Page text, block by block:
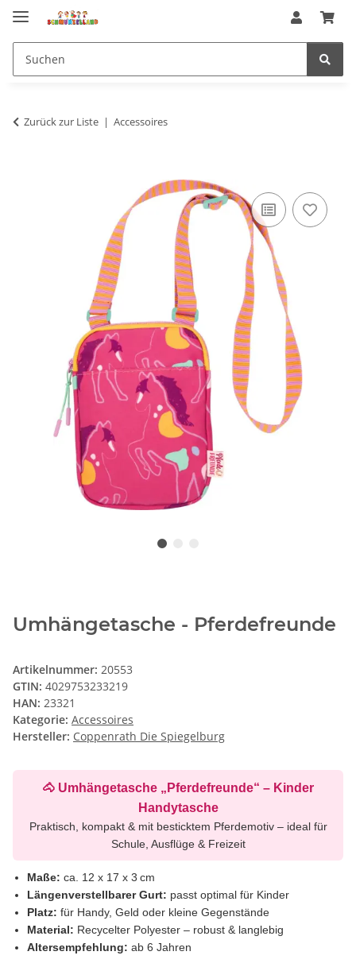
Zurück zur Liste Accessoires
Umhängetasche - Pferdefreunde
Artikelnummer: 20553
GTIN: 4029753233219
HAN: 23321
Kategorie: Accessoires
Hersteller: Coppenrath Die Spiegelburg
🐴 Umhängetasche „Pferdefreunde“ – Kinder
Handytasche
Praktisch, kompakt & mit besticktem Pferdemotiv – ideal für
Schule, Ausflüge & Freizeit
Maße: ca. 12 x 17 x 3 cm
Längenverstellbarer Gurt: passt optimal für Kinder
Platz: für Handy, Geld oder kleine Gegenstände
Material: Recycelter Polyester – robust & langlebig
Altersempfehlung: ab 6 Jahren